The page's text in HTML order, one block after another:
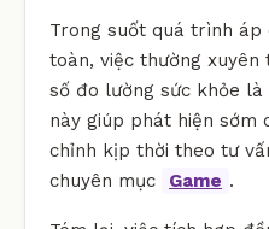
Trong suốt quá trình áp
toàn, việc thường xuyên
số đo lường sức khỏe
này giúp phát hiện sớm
chỉnh kịp thời theo tư
chuyên mục
Game .